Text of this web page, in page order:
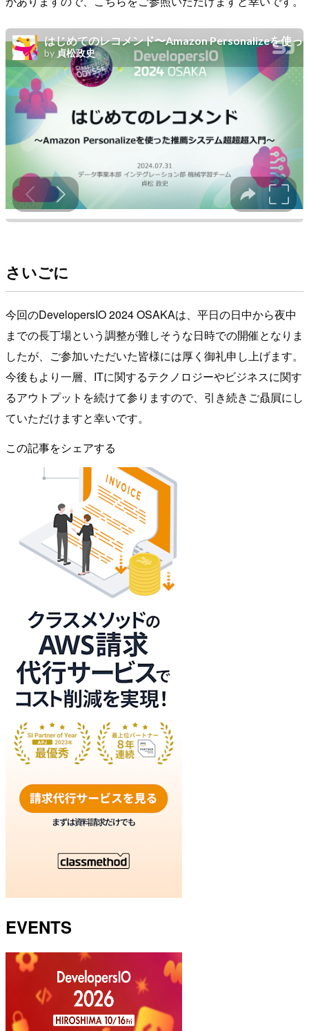
さいごに
今回のDevelopersIO 2024 OSAKAは、平日の日中から夜中
までの長丁場という調整が難しそうな日時での開催となりま
したが、ご参加いただいた皆様には厚く御礼申し上げます。
今後もより一層、ITに関するテクノロジーやビジネスに関す
るアウトプットを続けて参りますので、引き続きご贔屓にし
ていただけますと幸いです。
この記事をシェアする
EVENTS